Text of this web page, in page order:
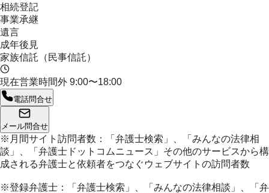
相続登記
事業承継
遺言
成年後見
家族信託（民事信託）
現在営業時間外 9:00〜18:00
電話問合せ
メール問合せ
※月間サイト訪問者数：「弁護士検索」、「みんなの法律相
談」、「弁護士ドットコムニュース」その他のサービスから構
成される弁護士と依頼者をつなぐウェブサイトの訪問者数
※登録弁護士：「弁護士検索」、「みんなの法律相談」、「弁